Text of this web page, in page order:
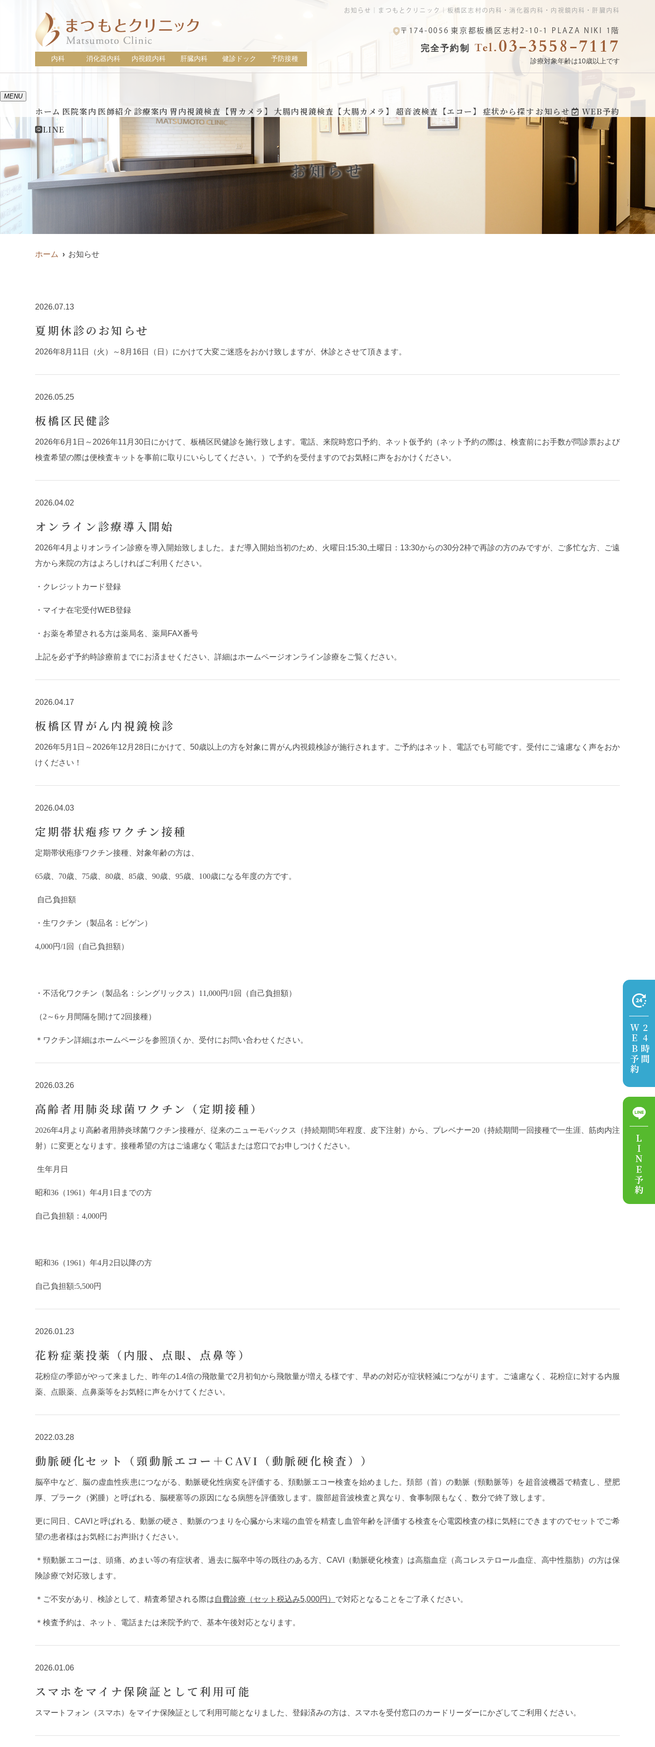
内科 消化器内科 内視鏡内科 肝臓内科 健診ドック 予防接種
お知らせ｜まつもとクリニック｜板橋区志村の内科・消化器内科・内視鏡内科・肝臓内科
〒174-0056 東京都板橋区志村2-10-1 PLAZA NIKI 1階
03-3558-7117
診療対象年齢は10歳以上です
MENU
ホーム 医院案内 医師紹介 診療案内 胃内視鏡検査【胃カメラ】 大腸内視鏡検査【大腸カメラ】 超音波検査【エコー】 症状から探すお知らせ
WEB予約
LINE
お知らせ
ホーム お知らせ
2026.07.13
夏期休診のお知らせ
2026年8月11日（火）～8月16日（日）にかけて大変ご迷惑をおかけ致しますが、休診とさせて頂きます。
2026.05.25
板橋区民健診
2026年6月1日～2026年11月30日にかけて、板橋区民健診を施行致します。電話、来院時窓口予約、ネット仮予約（ネット予約の際は、検査前にお手数が問診票および
検査希望の際は便検査キットを事前に取りにいらしてください。）で予約を受付ますのでお気軽に声をおかけください。
2026.04.02
オンライン診療導入開始
2026年4月よりオンライン診療を導入開始致しました。まだ導入開始当初のため、火曜日:15:30,土曜日：13:30からの30分2枠で再診の方のみですが、ご多忙な方、ご遠
方から来院の方はよろしければご利用ください。
・クレジットカード登録
・マイナ在宅受付WEB登録
・お薬を希望される方は薬局名、薬局FAX番号
上記を必ず予約時診療前までにお済ませください、詳細はホームページオンライン診療をご覧ください。
2026.04.17
板橋区胃がん内視鏡検診
2026年5月1日～2026年12月28日にかけて、50歳以上の方を対象に胃がん内視鏡検診が施行されます。ご予約はネット、電話でも可能です。受付にご遠慮なく声をおか
けください！
2026.04.03
定期帯状疱疹ワクチン接種
定期帯状疱疹ワクチン接種、対象年齢の方は、
65歳、 70歳、 75歳、 80歳、 85歳、 90歳、 95歳、 100歳になる年度の方です。
自己負担額
・生ワクチン（製品名：ビゲン）
4,000円/1 回（自己負担額）
・不活化ワクチン（製品名：シングリックス） 11,000円/1 回（自己負担額）
（2 ～6ヶ月間隔を開けて2回接種）
＊ワクチン詳細はホームページを参照頂くか、受付にお問い合わせください。
2026.03.26
高齢者用肺炎球菌ワクチン（定期接種）
2026年4月より高齢者用肺炎球菌ワクチン接種が、従来のニューモバックス（持続期間5年程度、皮下注射）から、プレベナー20 （持続期間一回接種で一生涯、筋肉内注
射）に変更となります。接種希望の方はご遠慮なく電話または窓口でお申しつけください。
生年月日
昭和36 （1961 ）年4月 1 日までの方
自己負担額： 4,000円
昭和36 （1961 ）年4月 2 日以降の方
自己負担額:5,500円
2026.01.23
花粉症薬投薬（内服、点眼、点鼻等）
花粉症の季節がやって来ました、昨年の1.4倍の飛散量で2月初旬から飛散量が増える様です、早めの対応が症状軽減につながります。ご遠慮なく、花粉症に対する内服
薬、点眼薬、点鼻薬等をお気軽に声をかけてください。
2022.03.28
動脈硬化セット（頸動脈エコー＋CAVI（動脈硬化検査））
脳卒中など、脳の虚血性疾患につながる、動脈硬化性病変を評価する、頚動脈エコー検査を始めました。頚部（首）の動脈（頸動脈等）を超音波機器で精査し、壁肥
厚、プラーク（粥腫）と呼ばれる、脳梗塞等の原因になる病態を評価致します。腹部超音波検査と異なり、食事制限もなく、数分で終了致します。
更に同日、CAVIと呼ばれる、動脈の硬さ、動脈のつまりを心臓から末端の血管を精査し血管年齢を評価する検査を心電図検査の様に気軽にできますのでセットでご希
望の患者様はお気軽にお声掛けください。
＊頸動脈エコーは、頭痛、めまい等の有症状者、過去に脳卒中等の既往のある方、CAVI（動脈硬化検査）は高脂血症（高コレステロール血症、高中性脂肪）の方は保
険診療で対応致します。
＊ご不安があり、検診として、精査希望される際は自費診療（セット税込み5,000円） で対応となることをご了承ください。
＊検査予約は、ネット、電話または来院予約で、基本午後対応となります。
2026.01.06
スマホをマイナ保険証として利用可能
スマートフォン（スマホ）をマイナ保険証として利用可能となりました、登録済みの方は、スマホを受付窓口のカードリーダーにかざしてご利用ください。